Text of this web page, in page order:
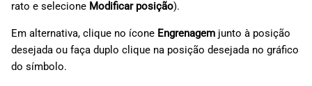
rato e selecione Modificar posição).
Em alternativa, clique no ícone Engrenagem junto à posição
desejada ou faça duplo clique na posição desejada no gráfico
do símbolo.